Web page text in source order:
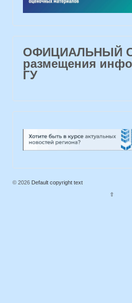
ОФИЦИАЛЬНЫЙ
размещения
ГУ
© 2026 Default copyright text
⇧